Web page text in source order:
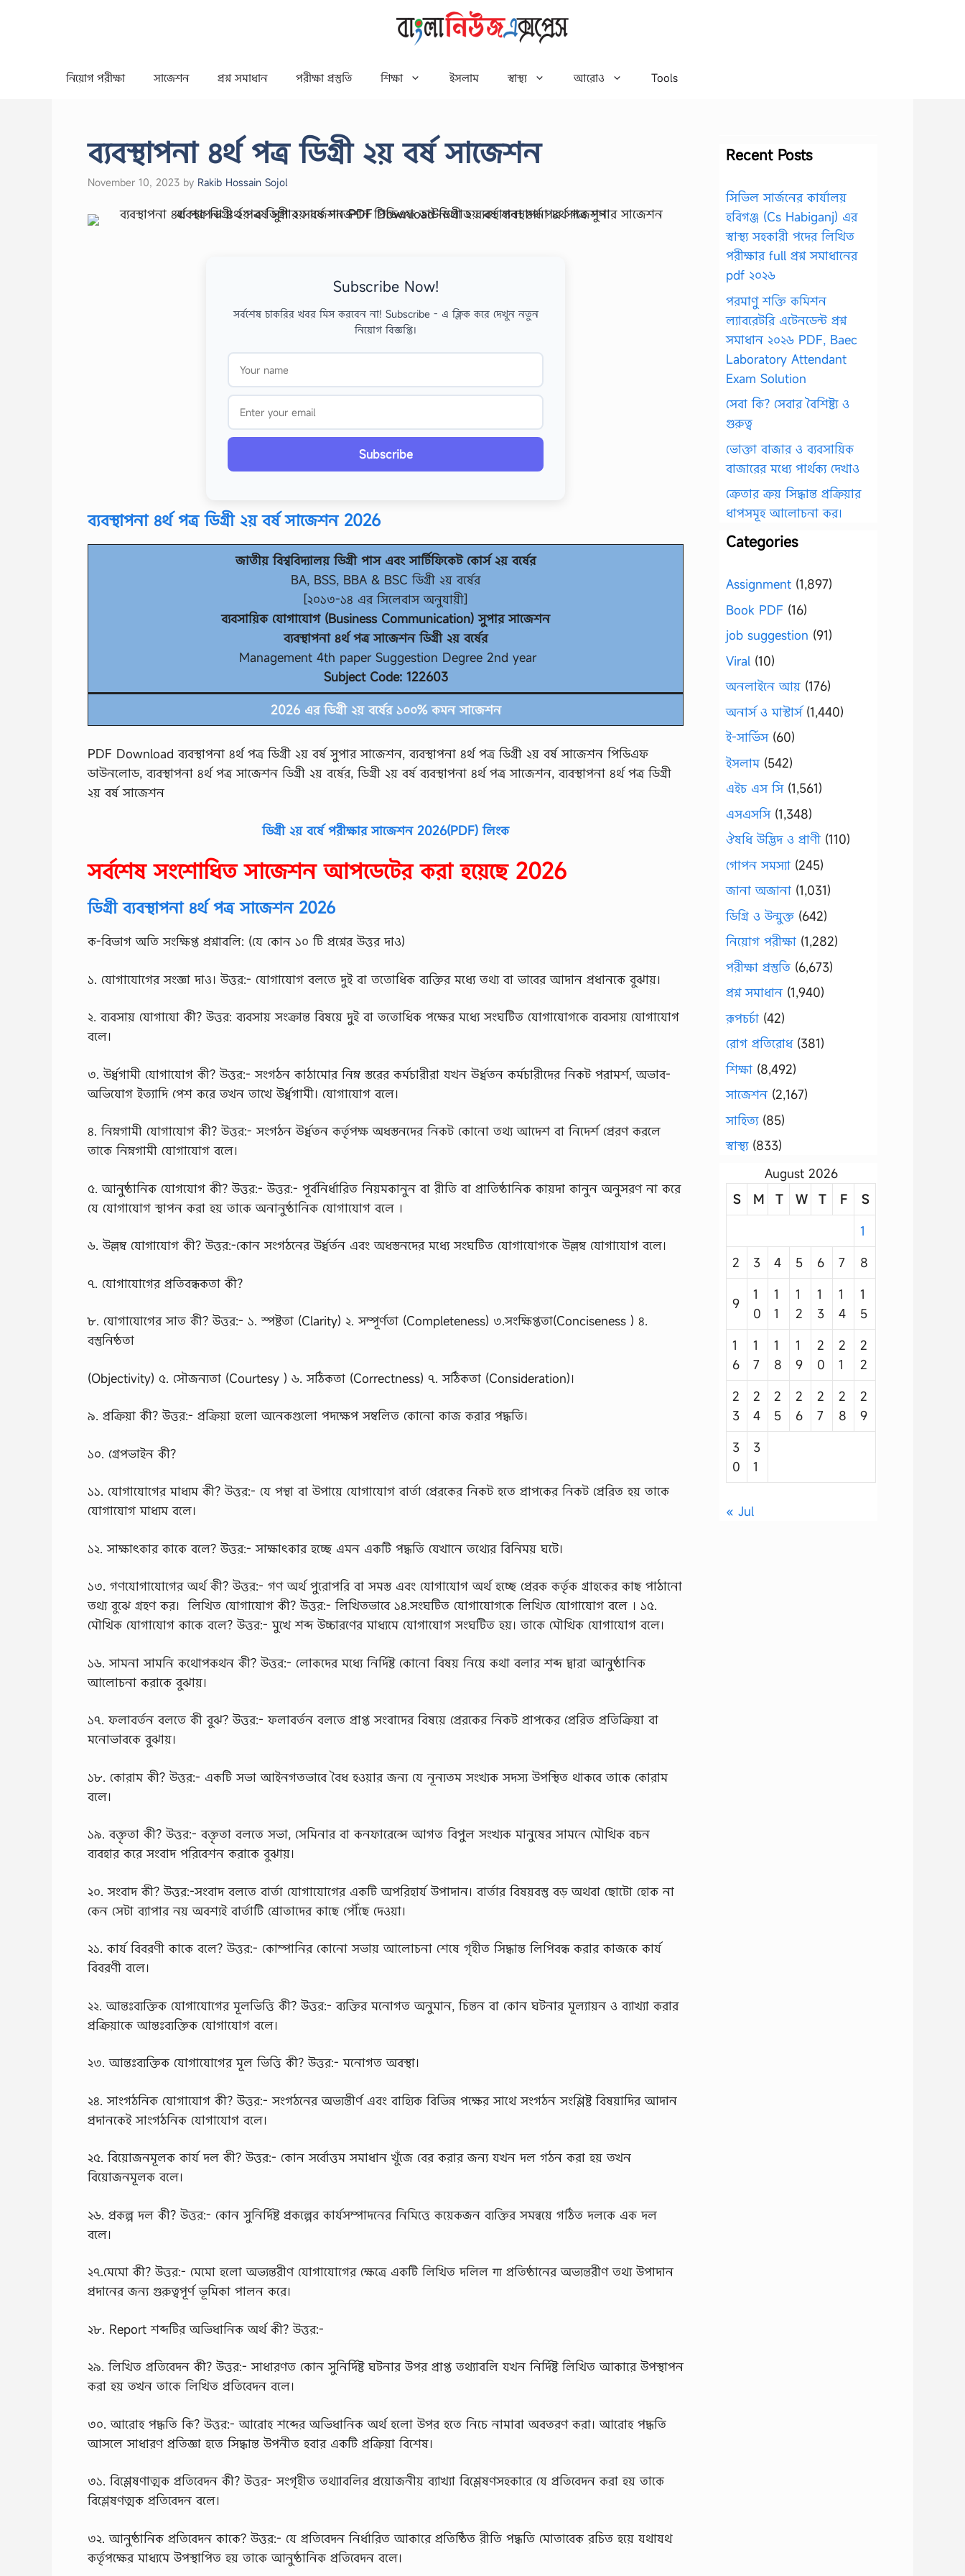
নিয়োগ পরীক্ষা সাজেশন প্রশ্ন সমাধান পরীক্ষা প্রস্তুতি শিক্ষা ইসলাম স্বাস্থ্য আরোও Tools
ব্যবস্থাপনা ৪র্থ পত্র ডিগ্রী ২য় বর্ষ সাজেশন
November 10, 2023 by Rakib Hossain Sojol
Subscribe Now!
সর্বশেষ চাকরির খবর মিস করবেন না! Subscribe - এ ক্লিক করে দেখুন নতুন
নিয়োগ বিজ্ঞপ্তি।
Subscribe
ব্যবস্থাপনা ৪র্থ পত্র ডিগ্রী ২য় বর্ষ সাজেশন 2026
জাতীয় বিশ্ববিদ্যালয় ডিগ্রী পাস এবং সার্টিফিকেট কোর্স ২য় বর্ষের
BA, BSS, BBA & BSC ডিগ্রী ২য় বর্ষের
[২০১৩-১৪ এর সিলেবাস অনুযায়ী]
ব্যবসায়িক যোগাযোগ (Business Communication) সুপার সাজেশন
ব্যবস্থাপনা ৪র্থ পত্র সাজেশন ডিগ্রী ২য় বর্ষের
Management 4th paper Suggestion Degree 2nd year
Subject Code: 122603
2026 এর ডিগ্রী ২য় বর্ষের ১০০% কমন সাজেশন
PDF Download ব্যবস্থাপনা ৪র্থ পত্র ডিগ্রী ২য় বর্ষ সুপার সাজেশন, ব্যবস্থাপনা ৪র্থ পত্র ডিগ্রী ২য় বর্ষ সাজেশন পিডিএফ
ডাউনলোড, ব্যবস্থাপনা ৪র্থ পত্র সাজেশন ডিগ্রী ২য় বর্ষের, ডিগ্রী ২য় বর্ষ ব্যবস্থাপনা ৪র্থ পত্র সাজেশন, ব্যবস্থাপনা ৪র্থ পত্র ডিগ্রী
২য় বর্ষ সাজেশন
ডিগ্রী ২য় বর্ষে পরীক্ষার সাজেশন 2026(PDF) লিংক
সর্বশেষ সংশোধিত সাজেশন আপডেটের করা হয়েছে 2026
ডিগ্রী ব্যবস্থাপনা ৪র্থ পত্র সাজেশন 2026
ক-বিভাগ অতি সংক্ষিপ্ত প্রশ্নাবলি: (যে কোন ১০ টি প্রশ্নের উত্তর দাও)
১. যোগাযোগের সংজ্ঞা দাও। উত্তর:- যোগাযোগ বলতে দুই বা ততোধিক ব্যক্তির মধ্যে তথ্য বা ভাবের আদান প্রধানকে বুঝায়।
২. ব্যবসায় যোগাযো কী? উত্তর: ব্যবসায় সংক্রান্ত বিষয়ে দুই বা ততোধিক পক্ষের মধ্যে সংঘটিত যোগাযোগকে ব্যবসায় যোগাযোগ
বলে।
৩. উর্ধ্বগামী যোগাযোগ কী? উত্তর:- সংগঠন কাঠামোর নিম্ন স্তরের কর্মচারীরা যখন ঊর্ধ্বতন কর্মচারীদের নিকট পরামর্শ, অভাব-
অভিযোগ ইত্যাদি পেশ করে তখন তাখে উর্ধ্বগামী। যোগাযোগ বলে।
৪. নিম্নগামী যোগাযোগ কী? উত্তর:- সংগঠন ঊর্ধ্বতন কর্তৃপক্ষ অধস্তনদের নিকট কোনো তথ্য আদেশ বা নিদের্শ প্রেরণ করলে
তাকে নিম্নগামী যোগাযোগ বলে।
৫. আনুষ্ঠানিক যোগযোগ কী? উত্তর:- উত্তর:- পূর্বনির্ধারিত নিয়মকানুন বা রীতি বা প্রাতিষ্ঠানিক কায়দা কানুন অনুসরণ না করে
যে যোগাযোগ স্থাপন করা হয় তাকে অনানুষ্ঠানিক যোগাযোগ বলে ।
৬. উল্লম্ব যোগাযোগ কী? উত্তর:-কোন সংগঠনের উর্ধ্বর্তন এবং অধস্তনদের মধ্যে সংঘটিত যোগাযোগকে উল্লম্ব যোগাযোগ বলে।
৭. যোগাযোগের প্রতিবন্ধকতা কী?
৮. যোগাযোগের সাত কী? উত্তর:- ১. স্পষ্টতা (Clarity) ২. সম্পূর্ণতা (Completeness) ৩.সংক্ষিপ্ততা(Conciseness ) ৪.
বস্তুনিষ্ঠতা
(Objectivity) ৫. সৌজন্যতা (Courtesy ) ৬. সঠিকতা (Correctness) ৭. সঠিকতা (Consideration)।
৯. প্রক্রিয়া কী? উত্তর:- প্রক্রিয়া হলো অনেকগুলো পদক্ষেপ সম্বলিত কোনো কাজ করার পদ্ধতি।
১০. গ্রেপভাইন কী?
১১. যোগাযোগের মাধ্যম কী? উত্তর:- যে পন্থা বা উপায়ে যোগাযোগ বার্তা প্রেরকের নিকট হতে প্রাপকের নিকট প্রেরিত হয় তাকে
যোগাযোগ মাধ্যম বলে।
১২. সাক্ষাৎকার কাকে বলে? উত্তর:- সাক্ষাৎকার হচ্ছে এমন একটি পদ্ধতি যেখানে তথ্যের বিনিময় ঘটে।
১৩. গণযোগাযোগের অর্থ কী? উত্তর:- গণ অর্থ পুরোপরি বা সমস্ত এবং যোগাযোগ অর্থ হচ্ছে প্রেরক কর্তৃক গ্রাহকের কাছ পাঠানো
তথ্য বুঝে গ্রহণ কর। লিখিত যোগাযোগ কী? উত্তর:- লিখিতভাবে ১৪.সংঘটিত যোগাযোগকে লিখিত যোগাযোগ বলে । ১৫.
মৌখিক যোগাযোগ কাকে বলে? উত্তর:- মুখে শব্দ উচ্চারণের মাধ্যমে যোগাযোগ সংঘটিত হয়। তাকে মৌখিক যোগাযোগ বলে।
১৬. সামনা সামনি কথোপকথন কী? উত্তর:- লোকদের মধ্যে নির্দিষ্ট কোনো বিষয় নিয়ে কথা বলার শব্দ দ্বারা আনুষ্ঠানিক
আলোচনা করাকে বুঝায়।
১৭. ফলাবর্তন বলতে কী বুঝ? উত্তর:- ফলাবর্তন বলতে প্রাপ্ত সংবাদের বিষয়ে প্রেরকের নিকট প্রাপকের প্রেরিত প্রতিক্রিয়া বা
মনোভাবকে বুঝায়।
১৮. কোরাম কী? উত্তর:- একটি সভা আইনগতভাবে বৈধ হওয়ার জন্য যে নূন্যতম সংখ্যক সদস্য উপস্থিত থাকবে তাকে কোরাম
বলে।
১৯. বক্তৃতা কী? উত্তর:- বক্তৃতা বলতে সভা, সেমিনার বা কনফারেন্সে আগত বিপুল সংখ্যক মানুষের সামনে মৌখিক বচন
ব্যবহার করে সংবাদ পরিবেশন করাকে বুঝায়।
২০. সংবাদ কী? উত্তর:-সংবাদ বলতে বার্তা যোগাযোগের একটি অপরিহার্য উপাদান। বার্তার বিষয়বস্তু বড় অথবা ছোটো হোক না
কেন সেটা ব্যাপার নয় অবশ্যই বার্তাটি শ্রোতাদের কাছে পৌঁছে দেওয়া।
২১. কার্য বিবরণী কাকে বলে? উত্তর:- কোম্পানির কোনো সভায় আলোচনা শেষে গৃহীত সিদ্ধান্ত লিপিবন্ধ করার কাজকে কার্য
বিবরণী বলে।
২২. আন্তঃব্যক্তিক যোগাযোগের মূলভিত্তি কী? উত্তর:- ব্যক্তির মনোগত অনুমান, চিন্তন বা কোন ঘটনার মূল্যায়ন ও ব্যাখ্যা করার
প্রক্রিয়াকে আন্তঃব্যক্তিক যোগাযোগ বলে।
২৩. আন্তঃব্যক্তিক যোগাযোগের মূল ভিত্তি কী? উত্তর:- মনোগত অবস্থা।
২৪. সাংগঠনিক যোগাযোগ কী? উত্তর:- সংগঠনের অভ্যন্তীর্ণ এবং বাহ্যিক বিভিন্ন পক্ষের সাথে সংগঠন সংশ্লিষ্ট বিষয়াদির আদান
প্রদানকেই সাংগঠনিক যোগাযোগ বলে।
২৫. বিয়োজনমূলক কার্য দল কী? উত্তর:- কোন সর্বোত্তম সমাধান খুঁজে বের করার জন্য যখন দল গঠন করা হয় তখন
বিয়োজনমূলক বলে।
২৬. প্রকল্প দল কী? উত্তর:- কোন সুনির্দিষ্ট প্রকল্পের কার্যসম্পাদনের নিমিত্তে কয়েকজন ব্যক্তির সমন্বয়ে গঠিত দলকে এক দল
বলে।
২৭.মেমো কী? উত্তর:- মেমো হলো অভ্যন্তরীণ যোগাযোগের ক্ষেত্রে একটি লিখিত দলিল गा প্রতিষ্ঠানের অভ্যন্তরীণ তথ্য উপাদান
প্রদানের জন্য গুরুত্বপূর্ণ ভূমিকা পালন করে।
২৮. Report শব্দটির অভিধানিক অর্থ কী? উত্তর:-
২৯. লিখিত প্রতিবেদন কী? উত্তর:- সাধারণত কোন সুনির্দিষ্ট ঘটনার উপর প্রাপ্ত তথ্যাবলি যখন নির্দিষ্ট লিখিত আকারে উপস্থাপন
করা হয় তখন তাকে লিখিত প্রতিবেদন বলে।
৩০. আরোহ পদ্ধতি কি? উত্তর:- আরোহ শব্দের অভিধানিক অর্থ হলো উপর হতে নিচে নামাবা অবতরণ করা। আরোহ পদ্ধতি
আসলে সাধারণ প্রতিজ্ঞা হতে সিদ্ধান্ত উপনীত হবার একটি প্রক্রিয়া বিশেষ।
৩১. বিশ্লেষণাত্মক প্রতিবেদন কী? উত্তর- সংগৃহীত তথ্যাবলির প্রয়োজনীয় ব্যাখ্যা বিশ্লেষণসহকারে যে প্রতিবেদন করা হয় তাকে
বিশ্লেষণত্মক প্রতিবেদন বলে।
৩২. আনুষ্ঠানিক প্রতিবেদন কাকে? উত্তর:- যে প্রতিবেদন নির্ধারিত আকারে প্রতিষ্ঠিত রীতি পদ্ধতি মোতাবেক রচিত হয়ে যথাযথ
কর্তৃপক্ষের মাধ্যমে উপস্থাপিত হয় তাকে আনুষ্ঠানিক প্রতিবেদন বলে।
Recent Posts
সিভিল সার্জনের কার্যালয়
হবিগঞ্জ (Cs Habiganj) এর
স্বাস্থ্য সহকারী পদের লিখিত
পরীক্ষার full প্রশ্ন সমাধানের
pdf ২০২৬
পরমাণু শক্তি কমিশন
ল্যাবরেটরি এটেনডেন্ট প্রশ্ন
সমাধান ২০২৬ PDF, Baec
Laboratory Attendant
Exam Solution
সেবা কি? সেবার বৈশিষ্ট্য ও
গুরুত্ব
ভোক্তা বাজার ও ব্যবসায়িক
বাজারের মধ্যে পার্থক্য দেখাও
ক্রেতার ক্রয় সিদ্ধান্ত প্রক্রিয়ার
ধাপসমূহ আলোচনা কর।
Categories
Assignment (1,897)
Book PDF (16)
job suggestion (91)
Viral (10)
অনলাইনে আয় (176)
অনার্স ও মাস্টার্স(1,440)
ই-সার্ভিস(60)
ইসলাম(542)
এইচ এস সি(1,561)
এসএসসি(1,348)
ঔষধি উদ্ভিদ ও প্রাণী (110)
গোপন সমস্যা (245)
জানা অজানা (1,031)
ডিগ্রি ও উন্মুক্ত (642)
নিয়োগ পরীক্ষা (1,282)
পরীক্ষা প্রস্তুতি (6,673)
প্রশ্ন সমাধান (1,940)
রূপচর্চা (42)
রোগ প্রতিরোধ(381)
শিক্ষা (8,492)
সাজেশন (2,167)
সাহিত্য(85)
স্বাস্থ্য(833)
August 2026
S
M T W T F
S
1
2
3 4 5 6 7 8
9
1
0
1
1
1
2
1
3
1
4
1
5
1
6
1
7
1
8
1
9
2
0
2
1
2
2
2
3
2
4
2
5
2
6
2
7
2
8
2
9
3
0
3
1
« Jul